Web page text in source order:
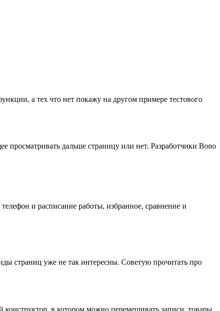
а тех что нет покажу на другом примере тестового
просматривать дальше страницу или нет. Разработчики Bono
и расписание работы, избранное, сравнение и
страниц уже не так интересны. Советую прочитать про
в котором можно перемешивать записи, товары